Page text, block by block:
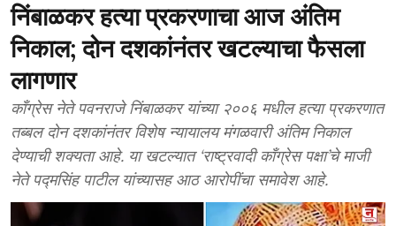
निंबाळकर हत्या प्रकरणाचा आज अंतिम
निकाल; दोन दशकांनंतर खटल्याचा फैसला
लागणार
काँग्रेस नेते पवनराजे निंबाळकर यांच्या २००६ मधील हत्या प्रकरणात
तब्बल दोन दशकांनंतर विशेष न्यायालय मंगळवारी अंतिम निकाल
देण्याची शक्यता आहे. या खटल्यात ‘राष्ट्रवादी काँग्रेस पक्षा’चे माजी
नेते पद्मसिंह पाटील यांच्यासह आठ आरोपींचा समावेश आहे.